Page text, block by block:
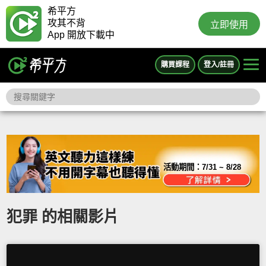
希平方
攻其不背
App 開放下載中
立即使用
購買課程 登入/註冊
活動期間：7/31 ~ 8/28
犯罪 的相關影片